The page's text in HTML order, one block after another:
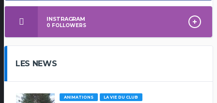
INSTRAGRAM
0 FOLLOWERS
LES NEWS
ANIMATIONS LA VIE DU CLUB